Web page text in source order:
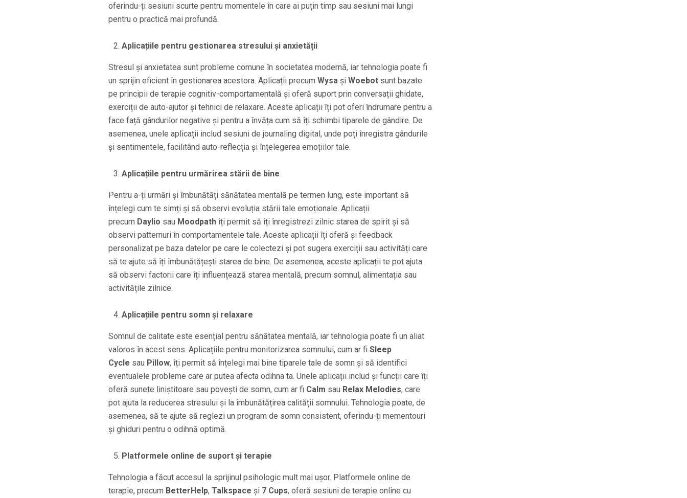
oferindu-ți sesiuni scurte pentru momentele în care ai puțin timp sau sesiuni mai lungi
pentru o practică mai profundă.
Aplicațiile pentru gestionarea stresului și anxietății
Stresul și anxietatea sunt probleme comune în societatea modernă, iar tehnologia poate fi
un sprijin eficient în gestionarea acestora. Aplicații precum Wysa și Woebotsunt bazate
pe principii de terapie cognitiv-comportamentală și oferă suport prin conversații ghidate,
exerciții de auto-ajutor și tehnici de relaxare. Aceste aplicații îți pot oferi îndrumare pentru a
face față gândurilor negative și pentru a învăța cum să îți schimbi tiparele de gândire. De
asemenea, unele aplicații includ sesiuni de journaling digital, unde poți înregistra gândurile
și sentimentele, facilitând auto-reflecția și înțelegerea emoțiilor tale.
Aplicațiile pentru urmărirea stării de bine
Pentru a-ți urmări și îmbunătăți sănătatea mentală pe termen lung, este important să
înțelegi cum te simți și să observi evoluția stării tale emoționale. Aplicații
precum Daylio sau Moodpathîți permit să îți înregistrezi zilnic starea de spirit și să
observi patternuri în comportamentele tale. Aceste aplicații îți oferă și feedback
personalizat pe baza datelor pe care le colectezi și pot sugera exerciții sau activități care
să te ajute să îți îmbunătățești starea de bine. De asemenea, aceste aplicații te pot ajuta
să observi factorii care îți influențează starea mentală, precum somnul, alimentația sau
activitățile zilnice.
Aplicațiile pentru somn și relaxare
Somnul de calitate este esențial pentru sănătatea mentală, iar tehnologia poate fi un aliat
valoros în acest sens. Aplicațiile pentru monitorizarea somnului, cum ar fi Sleep
Cycle sau Pillow, îți permit să înțelegi mai bine tiparele tale de somn și să identifici
eventualele probleme care ar putea afecta odihna ta. Unele aplicații includ și funcții care îți
oferă sunete liniștitoare sau povești de somn, cum ar fi Calm sau Relax Melodies, care
pot ajuta la reducerea stresului și la îmbunătățirea calității somnului. Tehnologia poate, de
asemenea, să te ajute să reglezi un program de somn consistent, oferindu-ți mementouri
și ghiduri pentru o odihnă optimă.
Platformele online de suport și terapie
Tehnologia a făcut accesul la sprijinul psihologic mult mai ușor. Platformele online de
terapie, precum BetterHelp, Talkspace și 7 Cups, oferă sesiuni de terapie online cu